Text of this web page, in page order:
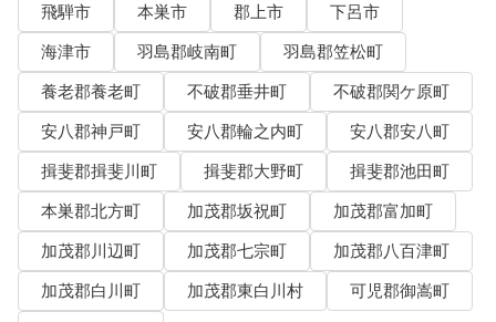
飛騨市
本巣市 郡上市
下呂市
海津市
羽島郡岐南町
羽島郡笠松町
養老郡養老町
不破郡垂井町
不破郡関ケ原町
安八郡神戸町
安八郡輪之内町
安八郡安八町
揖斐郡揖斐川町
揖斐郡大野町
揖斐郡池田町
本巣郡北方町
加茂郡坂祝町
加茂郡富加町
加茂郡川辺町
加茂郡七宗町
加茂郡八百津町
加茂郡白川町
加茂郡東白川村
可児郡御嵩町